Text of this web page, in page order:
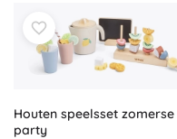
Houten speelsset zomerse
party